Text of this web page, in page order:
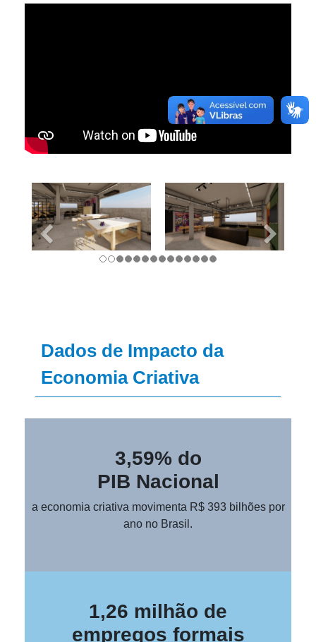
Dados de Impacto da
Economia Criativa
3,59% do
PIB Nacional
a economia criativa movimenta R$ 393 bilhões por
ano no Brasil.
1,26 milhão de
empregos formais